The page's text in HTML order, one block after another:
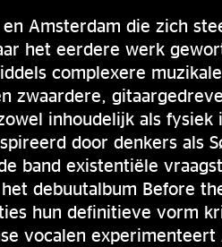
Amsterdam die zich
het eerdere werk
complexere
zwaardere,
inhoudelijk als fysiek
door denkers als
band existentiële
debuutalbum Before
hun definitieve vorm
vocalen